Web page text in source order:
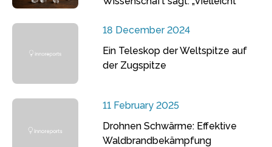
18 December 2024
Ein Teleskop der Weltspitze auf
der Zugspitze
11 February 2025
Drohnen Schwärme: Effektive
Waldbrandbekämpfung